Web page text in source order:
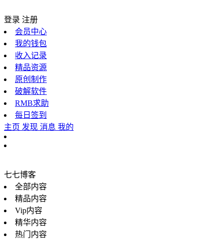
登录 注册
会员中心
我的钱包
收入记录
精品资源
原创制作
破解软件
RMB求助
每日签到
主页 发现 消息 我的
七七博客
全部内容
精品内容
Vip内容
精华内容
热门内容